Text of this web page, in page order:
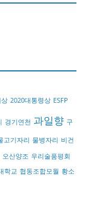
상 2020대통령상 ESFP
경기연천 과일향 구
고기자리 물병자리 비건
오산양조 우리술품평회
학교 협동조합모월 황소